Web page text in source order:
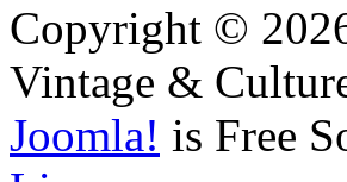
Copyright ©
Vintage &
Joomla! is Free